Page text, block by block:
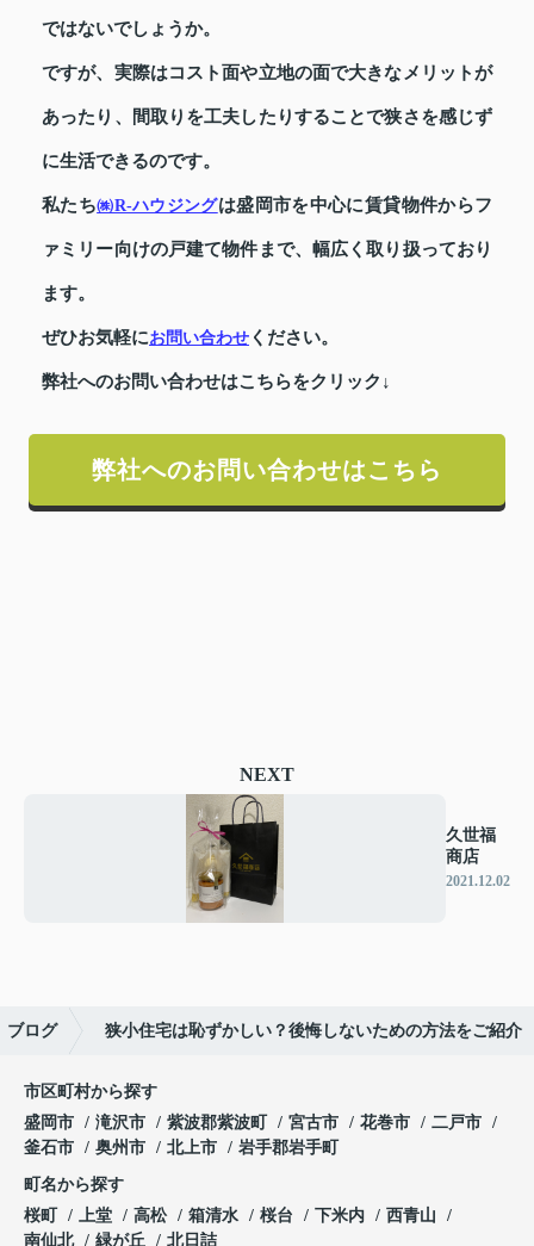
ではないでしょうか。
ですが、実際はコスト面や立地の面で大きなメリットが
あったり、間取りを工夫したりすることで狭さを感じず
に生活できるのです。
私たち㈱R-ハウジングは盛岡市を中心に賃貸物件からフ
ァミリー向けの戸建て物件まで、幅広く取り扱っており
ます。
ぜひお気軽にお問い合わせ ください。
弊社へのお問い合わせはこちらをクリック↓
弊社へのお問い合わせはこちら
NEXT
久世福
商店
2021.12.02
ブログ 狭小住宅は恥ずかしい？後悔しないための方法をご紹介
市区町村から探す
盛岡市
滝沢市 紫波郡紫波町 宮古市 花巻市
二戸市
釜石市
奥州市 北上市 岩手郡岩手町
町名から探す
桜町
上堂 高松 箱清水 桜台 下米内
西青山
南仙北
緑が丘 北日詰